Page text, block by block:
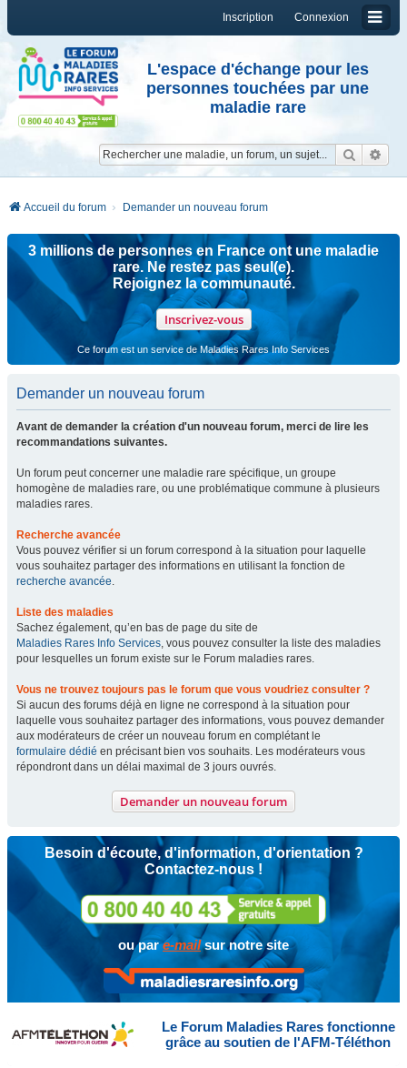
Connexion
Inscription
L'espace d'échange pour les
personnes touchées par une
maladie rare
Accueil du forum Demander un nouveau forum
3 millions de personnes en France ont une maladie
rare. Ne restez pas seul(e).
Rejoignez la communauté.
Inscrivez-vous
Ce forum est un service de Maladies Rares Info Services
Demander un nouveau forum
Avant de demander la création d'un nouveau forum, merci de lire les
recommandations suivantes.
Un forum peut concerner une maladie rare spécifique, un groupe
homogène de maladies rare, ou une problématique commune à plusieurs
maladies rares.
Recherche avancée
Vous pouvez vérifier si un forum correspond à la situation pour laquelle
vous souhaitez partager des informations en utilisant la fonction de
recherche avancée.
Liste des maladies
Sachez également, qu’en bas de page du site de
Maladies Rares Info Services, vous pouvez consulter la liste des maladies
pour lesquelles un forum existe sur le Forum maladies rares.
Vous ne trouvez toujours pas le forum que vous voudriez consulter ?
Si aucun des forums déjà en ligne ne correspond à la situation pour
laquelle vous souhaitez partager des informations, vous pouvez demander
aux modérateurs de créer un nouveau forum en complétant le
formulaire dédié en précisant bien vos souhaits. Les modérateurs vous
répondront dans un délai maximal de 3 jours ouvrés.
Demander un nouveau forum
Besoin d'écoute, d'information, d'orientation ?
Contactez-nous !
ou pare-mailsur notre site
Le Forum Maladies Rares fonctionne
grâce au soutien de l'AFM-Téléthon